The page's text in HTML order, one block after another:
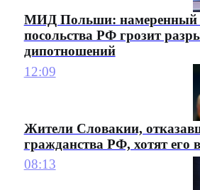
МИД Польши: намеренный
посольства РФ грозит
дипотношений
12:09
Жители Словакии,
гражданства РФ, хотят его
08:13